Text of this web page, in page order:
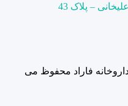
– پلاک 43
فاراد محفوظ می